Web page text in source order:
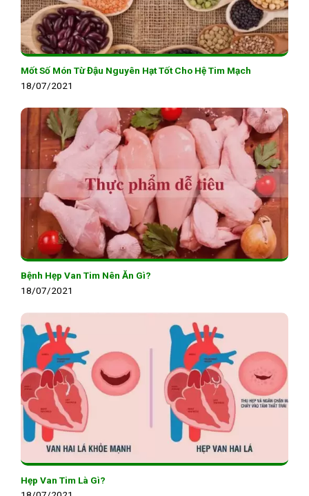
Mốt Số Món Từ Đậu Nguyên Hạt Tốt Cho Hệ Tim Mạch
18/07/2021
Bệnh Hẹp Van Tim Nên Ăn Gì?
18/07/2021
Hẹp Van Tim Là Gì?